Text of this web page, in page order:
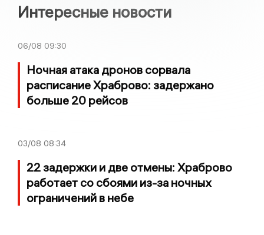
Интересные новости
06/08 09:30
Ночная атака дронов сорвала
расписание Храброво: задержано
больше 20 рейсов
03/08 08:34
22 задержки и две отмены: Храброво
работает со сбоями из-за ночных
ограничений в небе